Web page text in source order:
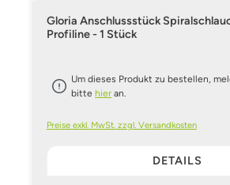
Gloria Anschlussstück Spiralschlauch
Profiline - 1 Stück
Um dieses Produkt zu bestellen,
bittehier an.
Preise exkl. MwSt. zzgl. Versandkosten
DETAILS